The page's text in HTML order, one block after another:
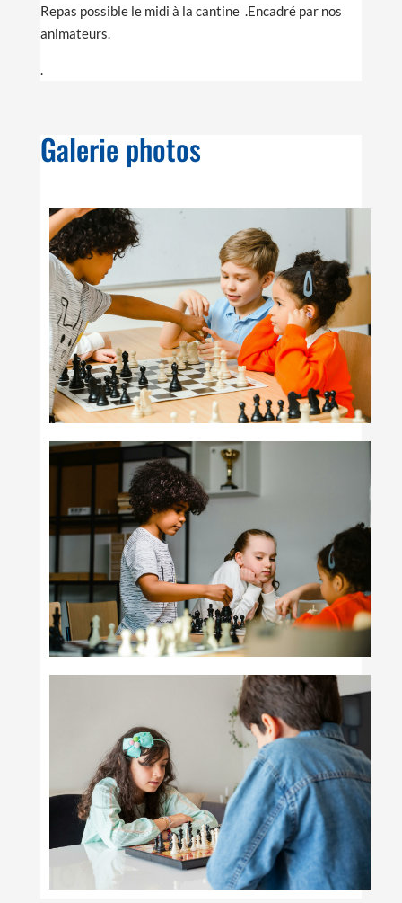
Repas possible le midi à la cantine .Encadré par nos
animateurs.
.
Galerie photos